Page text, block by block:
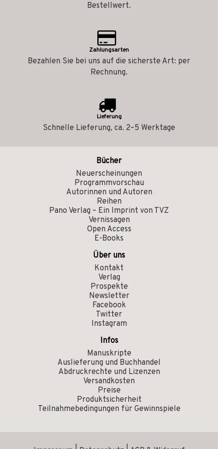
Bestellwert.
Zahlungsarten
Bezahlen Sie bei uns auf die sicherste Art: per
Rechnung.
Lieferung
Schnelle Lieferung, ca. 2–5 Werktage
Bücher
Neuerscheinungen
Programmvorschau
Autorinnen und Autoren
Reihen
Pano Verlag – Ein Imprint von TVZ
Vernissagen
Open Access
E-Books
Über uns
Kontakt
Verlag
Prospekte
Newsletter
Facebook
Twitter
Instagram
Infos
Manuskripte
Auslieferung und Buchhandel
Abdruckrechte und Lizenzen
Versandkosten
Preise
Produktsicherheit
Teilnahmebedingungen für Gewinnspiele